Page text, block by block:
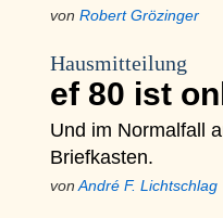
von Robert Grözinger
Hausmitteilung
ef 80 ist
Und im Normalfall
Briefkasten.
von André F. Lichtschlag